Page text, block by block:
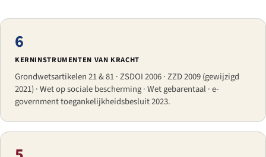
6
KERNINSTRUMENTEN VAN KRACHT
Grondwetsartikelen 21 & 81 · ZSDOI 2006 · ZZD 2009 (gewijzigd
2021) · Wet op sociale bescherming · Wet gebarentaal · e-
government toegankelijkheidsbesluit 2023.